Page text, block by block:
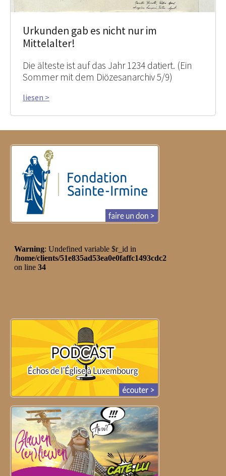
Urkunden gab es nicht nur im
Mittelalter!
Die älteste ist auf das Jahr 1234 datiert. (Ein
Sommer mit dem Diözesanarchiv 5/9)
liesen >